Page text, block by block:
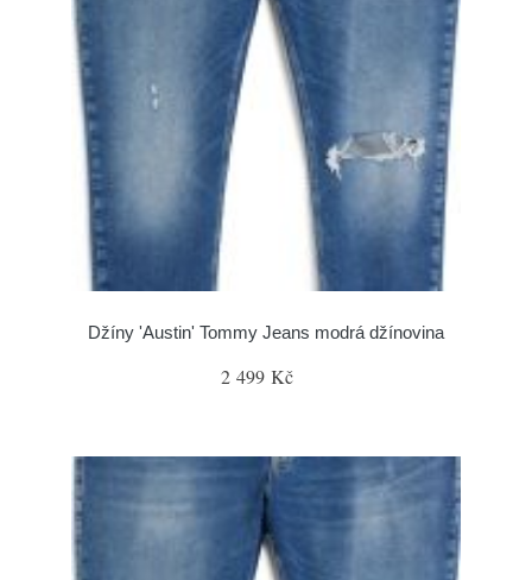
Džíny 'Austin' Tommy Jeans modrá džínovina
2 499 Kč